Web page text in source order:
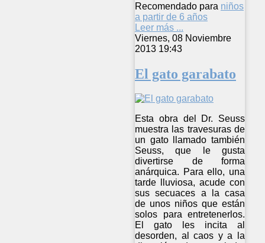
Recomendado para niños
a partir de 6 años
Leer más ...
Viernes, 08 Noviembre
2013 19:43
El gato garabato
Esta obra del Dr. Seuss
muestra las travesuras de
un gato llamado también
Seuss, que le gusta
divertirse de forma
anárquica. Para ello, una
tarde lluviosa, acude con
sus secuaces a la casa
de unos niños que están
solos para entretenerlos.
El gato les incita al
desorden, al caos y a la